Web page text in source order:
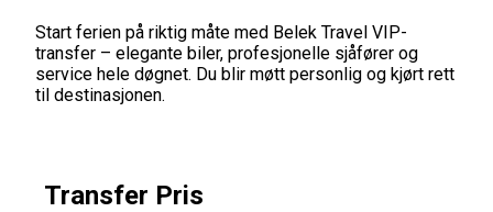
Start ferien på riktig måte med Belek Travel VIP-
transfer – elegante biler, profesjonelle sjåfører og
service hele døgnet. Du blir møtt personlig og kjørt rett
til destinasjonen.
Transfer Pris